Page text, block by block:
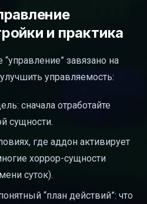
и практика
завязано на
управляемость:
сначала отработайте
сущности.
где аддон активирует
хоррор-сущности
суток).
“план действий”: что